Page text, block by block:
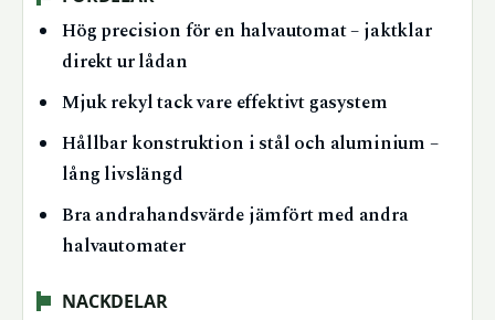
Hög precision för en halvautomat – jaktklar
direkt ur lådan
Mjuk rekyl tack vare effektivt gasystem
Hållbar konstruktion i stål och aluminium –
lång livslängd
Bra andrahandsvärde jämfört med andra
halvautomater
NACKDELAR